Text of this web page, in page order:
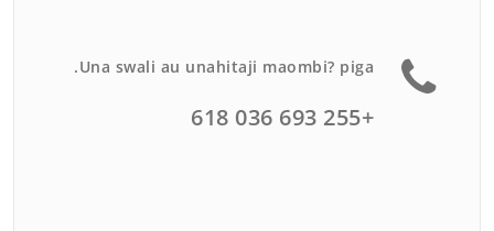
Una swali au unahitaji maombi? piga.
+255 693 036 618